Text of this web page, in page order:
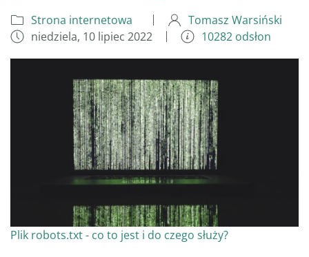
Strona internetowa
Tomasz Warsiński
niedziela, 10 lipiec 2022
10282 odsłon
Plik robots.txt - co to jest i do czego służy?